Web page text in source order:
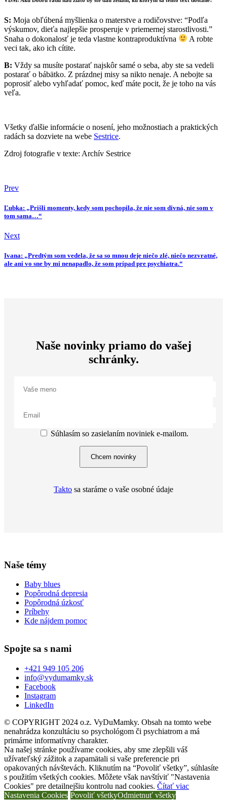
S: Moja obľúbená myšlienka o materstve a rodičovstve: “Podľa
výskumov, dieťa najlepšie prosperuje v priemernej starostlivosti.”
Snaha o dokonalosť je teda vlastne kontraproduktívna
A robte
veci tak, ako ich cítite.
B: Vždy sa musíte postarať najskôr samé o seba, aby ste sa vedeli
postarať o bábätko. Z prázdnej misy sa nikto nenaje. A nebojte sa
poprosiť alebo vyhľadať pomoc, keď máte pocit, že je toho na vás
veľa.
Všetky ďalšie informácie o nosení, jeho možnostiach a praktických
radách sa dozviete na webe Sestrice.
Zdroj fotografie v texte: Archív Sestrice
Prev
Ľubka: „Prišli momenty, kedy som pochopila, že nie som divná, nie som v
tom sama…“
Next
Ivana: „Predtým som vedela, že sa so mnou deje niečo zlé, niečo nezvratné,
ale ani vo sne by mi nenapadlo, že som prípad pre psychiatra.“
Naše novinky priamo do vašej
schránky.
Súhlasím so zasielaním noviniek e-mailom.
Chcem novinky
Takto sa staráme o vaše osobné údaje
Naše témy
Baby blues
Popôrodná depresia
Popôrodná úzkosť
Príbehy
Kde nájdem pomoc
Spojte sa s nami
+421 949 105 206
info@vydumamky.sk
Facebook
Instagram
LinkedIn
© COPYRIGHT 2024 o.z. VyDuMamky. Obsah na tomto webe
nenahrádza konzultáciu so psychológom či psychiatrom a má
primárne informatívny charakter.
Na našej stránke používame cookies, aby sme zlepšili váš
užívateľský zážitok a zapamätali si vaše preferencie pri
opakovaných návštevách. Kliknutím na “Povoliť všetky”, súhlasíte
s použitím všetkých cookies. Môžete však navštíviť "Nastavenia
Cookies" pre detailnejšiu kontrolu nad cookies. Čítať viac
Nastavenia Cookies Povoliť všetkyOdmietnuť všetky